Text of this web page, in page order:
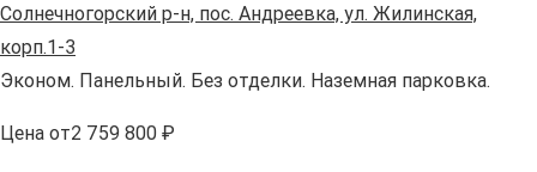
Солнечногорский р-н, пос. Андреевка, ул. Жилинская,
корп.1-3
Эконом. Панельный. Без отделки. Наземная парковка.
Цена от2 759 800 ₽